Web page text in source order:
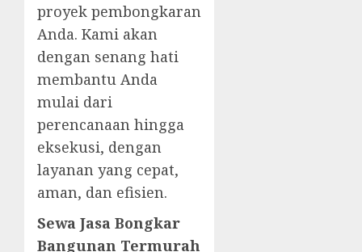
proyek pembongkaran
Anda. Kami akan
dengan senang hati
membantu Anda
mulai dari
perencanaan hingga
eksekusi, dengan
layanan yang cepat,
aman, dan efisien.
Sewa Jasa Bongkar
Bangunan Termurah